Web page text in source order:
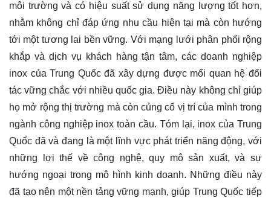
môi trường và có hiệu suất sử dụng năng lượng tốt hơn,
nhằm không chỉ đáp ứng nhu cầu hiện tại mà còn hướng
tới một tương lai bền vững. Với mạng lưới phân phối rộng
khắp và dịch vụ khách hàng tận tâm, các doanh nghiệp
inox của Trung Quốc đã xây dựng được mối quan hệ đối
tác vững chắc với nhiều quốc gia. Điều này không chỉ giúp
họ mở rộng thị trường mà còn củng cố vị trí của mình trong
ngành công nghiệp inox toàn cầu. Tóm lại, inox của Trung
Quốc đã và đang là một lĩnh vực phát triển năng động, với
những lợi thế về công nghệ, quy mô sản xuất, và sự
hướng ngoại trong mô hình kinh doanh. Những điều này
đã tạo nên một nền tảng vững mạnh, giúp Trung Quốc tiếp